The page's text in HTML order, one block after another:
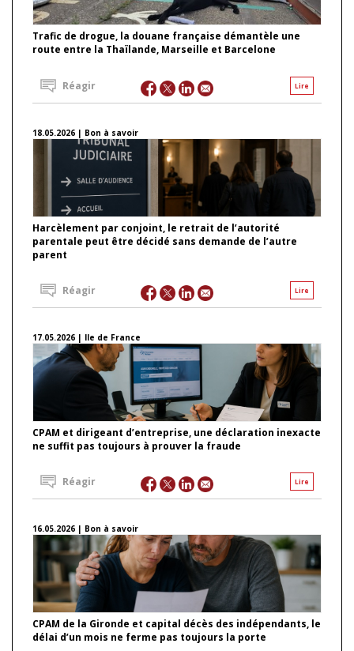
Trafic de drogue, la douane française démantèle une
route entre la Thaïlande, Marseille et Barcelone
Lire
Réagir
18.05.2026 | Bon à savoir
Harcèlement par conjoint, le retrait de l’autorité
parentale peut être décidé sans demande de l’autre
parent
Lire
Réagir
17.05.2026 | Ile de France
CPAM et dirigeant d’entreprise, une déclaration inexacte
ne suffit pas toujours à prouver la fraude
Lire
Réagir
16.05.2026 | Bon à savoir
CPAM de la Gironde et capital décès des indépendants, le
délai d’un mois ne ferme pas toujours la porte